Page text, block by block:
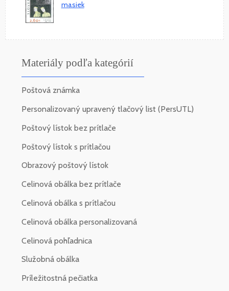
masiek
Materiály podľa kategórií
Poštová známka
Personalizovaný upravený tlačový list (PersUTL)
Poštový lístok bez prítlače
Poštový lístok s prítlačou
Obrazový poštový lístok
Celinová obálka bez prítlače
Celinová obálka s prítlačou
Celinová obálka personalizovaná
Celinová pohľadnica
Služobná obálka
Príležitostná pečiatka